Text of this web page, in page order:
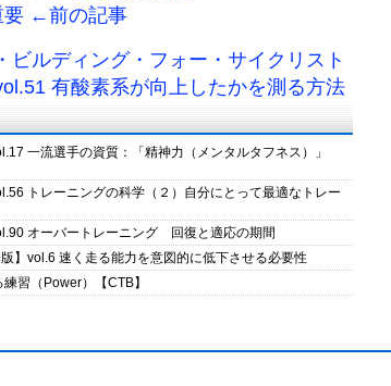
要 ←前の記事
ルディング・フォー・サイクリスト
有酸素系が向上したかを測る方法
一流選手の資質：「精神力（メンタルタフネス）」
トレーニングの科学（２）自分にとって最適なトレー
オーバートレーニング 回復と適応の期間
】vol.6 速く走る能力を意図的に低下させる必要性
習（Power）【CTB】